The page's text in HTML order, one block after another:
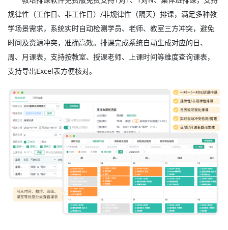
规律性（工作日、非工作日）/非规律性（隔天）排课，满足多种教
学场景需求，系统实时自动检测学员、老师、教室三方冲突，避免
时间及资源冲突，准确高效。排课完成系统自动生成对应的日、
周、月课表，支持按教室、授课老师、上课时间等维度查询课表，
支持导出Excel表方便核对。